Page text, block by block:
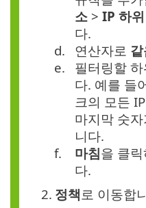
소 > IP 하
다.
d.
연산자로
e.
필터링할
다. 예를 들
크의 모든
마지막 숫
니다.
f.
마침을 클
다.
2. 정책 로 이동합